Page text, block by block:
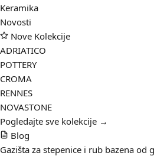
Keramika
Novosti
Nove Kolekcije
ADRIATICO
POTTERY
CROMA
RENNES
NOVASTONE
Pogledajte sve kolekcije →
Blog
Gazišta za stepenice i rub bazena od